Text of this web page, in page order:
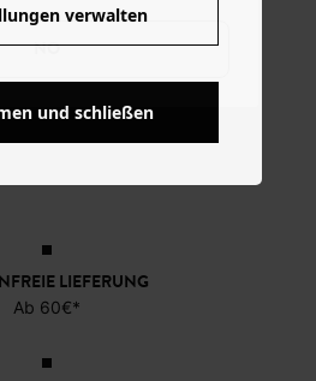
NO
LIEFERUNG
Ab 60€*
verwalten
und schließen